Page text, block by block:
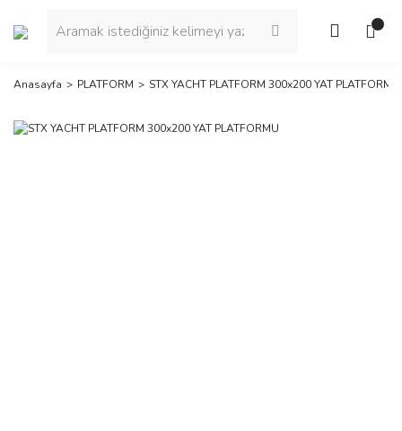
Anasayfa PLATFORM STX YACHT PLATFORM 300x200 YAT PLATFORMU